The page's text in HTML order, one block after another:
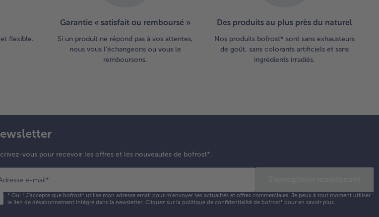
flexible.
Garantie « satisfait ou remboursé »
Si un produit ne répond pas à vos attentes,
nous vous l’échangeons ou vous le
remboursons.
Des produits au plus près du naturel
Nos produits bofrost* sont sans exhausteurs
de goût, sans colorants artificiels et sans
ingrédients irradiés.
vous pour recevoir les offres et les nouveautés de bofrost*.
e-mail*
*Oui ! J'accepte que bofrost* utilise mon adresse email pour m'envoyer ses actualités et offres commerciales. Je peux à tout moment utiliser
le lien de désabonnement intégré dans la newsletter. Cliquez sur la politique de confidentialitéde bofrost* pour en savoir plus.